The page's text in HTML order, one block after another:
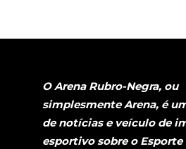
O Arena Rubro-Negra, ou
simplesmente Arena, é
de notícias e veículo de
esportivo sobre o Esporte